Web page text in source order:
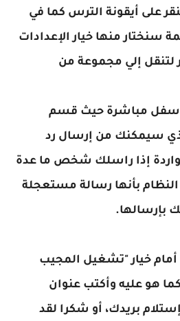
على أيقونة الترس كما في
سنختار منها خيار الإعدادات
لتنقل إلي مجموعة من
مباشرة حيث قسم
سيمكنك من إرسال رد
إذا راسلك شخص ما عدة
بأنها رسالة مستعجلة
بإرسالها.
أمام خيار "تشغيل المجيب
كما هو عليه وأكتب عنوان
بريدك، أو شكرا لقد